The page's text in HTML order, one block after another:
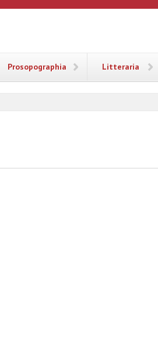
Prosopographia Litteraria